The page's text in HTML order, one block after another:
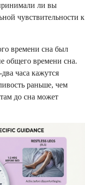
ли вы
чувствительности к
времени сна был
общего времени сна.
часа кажутся
раньше, чем
до сна может